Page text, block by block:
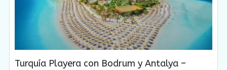
Turquía Playera con Bodrum y Antalya –